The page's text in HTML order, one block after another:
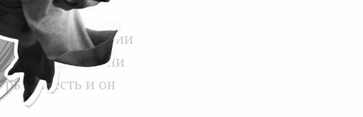
компании
в сотни
есть и он